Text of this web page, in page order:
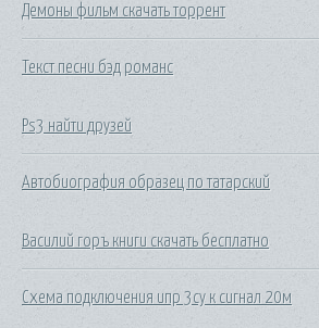
Демоны фильм скачать торрент
Текст песни бэд романс
Ps3 найти друзей
Автобиография образец по татарский
Василий горъ книги скачать бесплатно
Схема подключения ипр 3су к сигнал 20м